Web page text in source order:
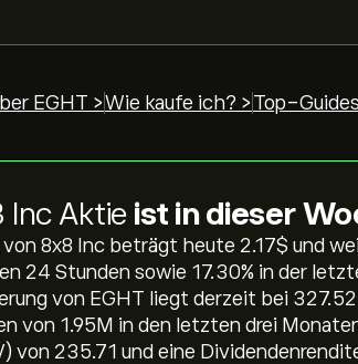
EGHT >Wie kaufe ich? > Top-
Inc Aktie ist in dieser
8x8 Inc beträgt heute 2.17‎$‎ und
24 Stunden sowie ‎17.30‎% in der
von EGHT liegt derzeit bei
von 1.95M in den letzten drei
von 235.71 und eine